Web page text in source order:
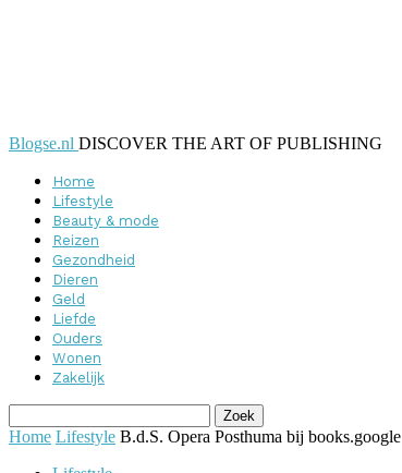
Blogse.nl DISCOVER THE ART OF PUBLISHING
Home
Lifestyle
Beauty & mode
Reizen
Gezondheid
Dieren
Geld
Liefde
Ouders
Wonen
Zakelijk
Home Lifestyle B.d.S. Opera Posthuma bij books.google